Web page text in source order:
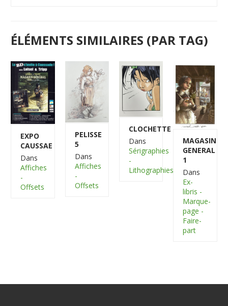
ÉLÉMENTS SIMILAIRES (PAR TAG)
EXPO
CAUSSAE
Dans
Affiches
-
Offsets
PELISSE
5
Dans
Affiches
-
Offsets
CLOCHETTE
Dans
Sérigraphies
-
Lithographies
MAGASIN
GENERAL
1
Dans
Ex-
libris -
Marque-
page -
Faire-
part